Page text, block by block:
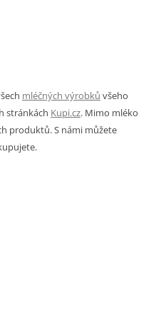
mléčných výrobků všeho
stránkách Kupi.cz. Mimo mléko
produktů. S námi můžete